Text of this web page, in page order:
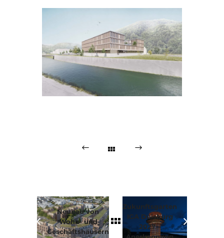
Neubau von
Wohn- und
Geschäftshäusern
Zukunftsgarten
IGA Duisburg
2027 –